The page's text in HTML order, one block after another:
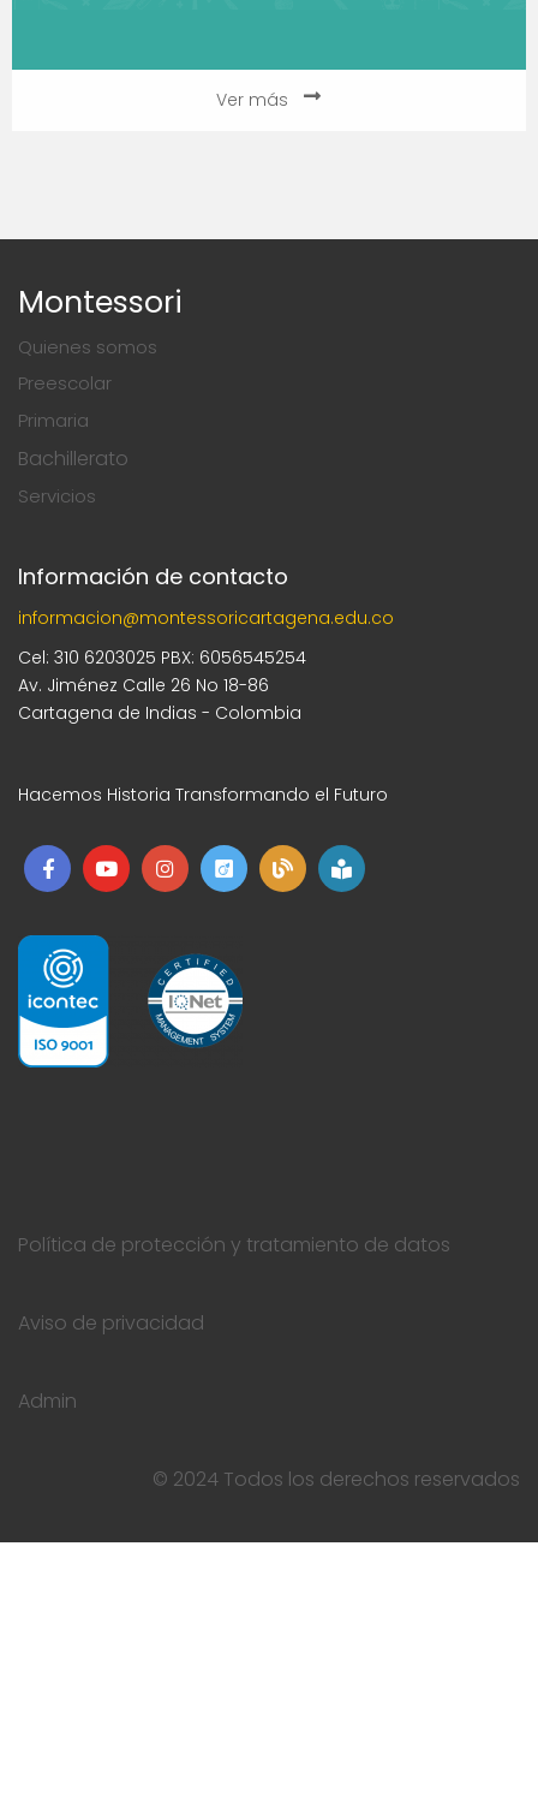
Ver más
Montessori
Quienes somos
Preescolar
Primaria
Bachillerato
Servicios
Información de contacto
informacion@montessoricartagena.edu.co
Cel: 310 6203025 PBX: 6056545254
Av. Jiménez Calle 26 No 18-86
Cartagena de Indias - Colombia
Hacemos Historia Transformando el Futuro
Política de protección y tratamiento de datos
Aviso de privacidad
Admin
© 2024 Todos los derechos reservados